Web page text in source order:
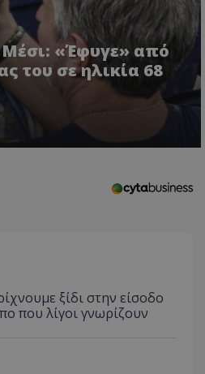
Μέσι: «Έφυγε» από
του σε ηλικία 68
ξίδι στην είσοδο
που λίγοι γνωρίζουν
τον
οποίο
για
του
ποιες
του